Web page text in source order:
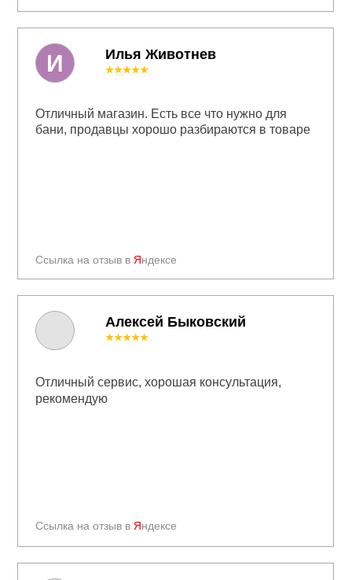
Илья Животнев
Ссылка на отзыв в Яндексе
★★★★★
Отличный магазин. Есть все что нужно для
бани, продавцы хорошо разбираются в товаре
И
Алексей Быковский
Ссылка на отзыв в Яндексе
★★★★★
Отличный сервис, хорошая консультация,
рекомендую